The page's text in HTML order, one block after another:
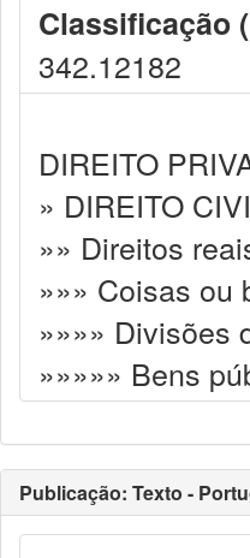
Classificação (
342.12182
DIREITO
» DIREITO
»» Direitos
»»» Coisas
»»»» Divisões
»»»»» Bens
Publicação: Texto -